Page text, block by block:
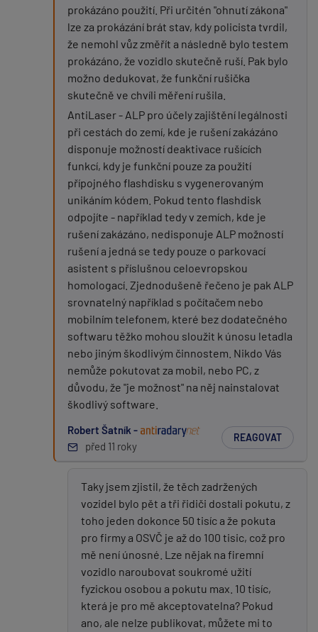
prokázáno použití. Při určitén "ohnutí zákona"
lze za prokázání brát stav, kdy policista tvrdil,
že nemohl vůz změřít a následně bylo testem
prokázáno, že vozidlo skutečně ruší. Pak bylo
možno dedukovat, že funkční rušička
skutečně ve chvíli měření rušila.
AntiLaser - ALP pro účely zajištění legálnosti
při cestách do zemí, kde je rušení zakázáno
disponuje možností deaktivace rušících
funkcí, kdy je funkční pouze za použití
přípojného flashdisku s vygenerovaným
unikáním kódem. Pokud tento flashdisk
odpojíte - například tedy v zemích, kde je
rušení zakázáno, nedisponuje ALP možností
rušení a jedná se tedy pouze o parkovací
asistent s příslušnou celoevropskou
homologací. Zjednodušeně řečeno je pak ALP
srovnatelný například s počítačem nebo
mobilním telefonem, které bez dodatečného
softwaru těžko mohou sloužit k únosu letadla
nebo jiným škodlivým činnostem. Nikdo Vás
nemůže pokutovat za mobil, nebo PC, z
důvodu, že "je možnost" na něj nainstalovat
škodlivý software.
Robert Šatník -
před 11 roky
REAGOVAT
Taky jsem zjistil, že těch zadržených
vozidel bylo pět a tři řidiči dostali pokutu, z
toho jeden dokonce 50 tisíc a že pokuta
pro firmy a OSVČ je až do 100 tisic, což pro
mě není únosné. Lze nějak na firemní
vozidlo naroubovat soukromé užití
fyzickou osobou a pokutu max. 10 tisíc,
která je pro mě akceptovatelna? Pokud
ano, ale nelze publikovat, můžete mi to